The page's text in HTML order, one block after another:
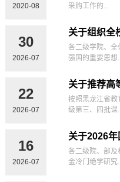
2020-08
采购工作的...
30
2026-07
关于组织全
各二级学院、
强国的重要思想
22
2026-07
关于推荐高
按照黑龙江省教
级第三、四批课
16
2026-07
关于2026
各二级院、部
金冷门绝学研究